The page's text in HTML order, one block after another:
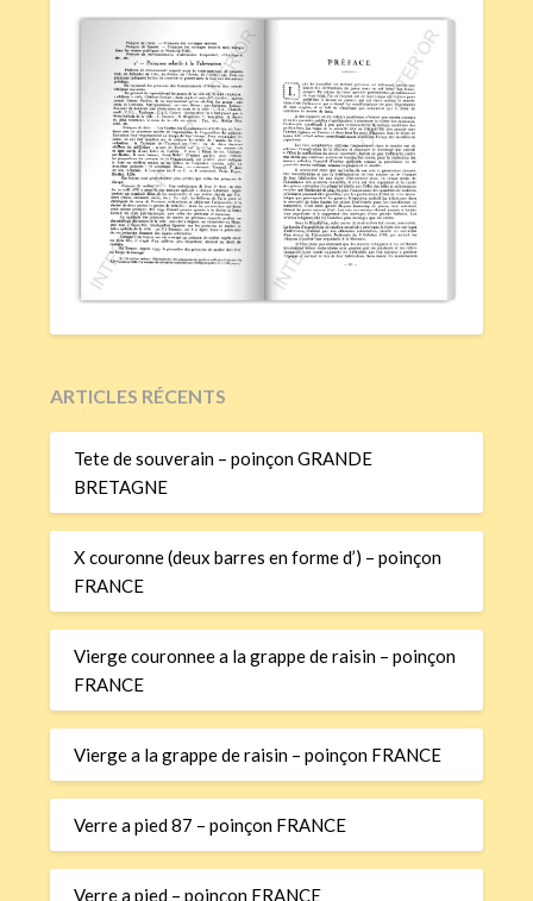
ARTICLES RÉCENTS
Tete de souverain – poinçon GRANDE
BRETAGNE
X couronne (deux barres en forme d’) – poinçon
FRANCE
Vierge couronnee a la grappe de raisin – poinçon
FRANCE
Vierge a la grappe de raisin – poinçon FRANCE
Verre a pied 87 – poinçon FRANCE
Verre a pied – poinçon FRANCE